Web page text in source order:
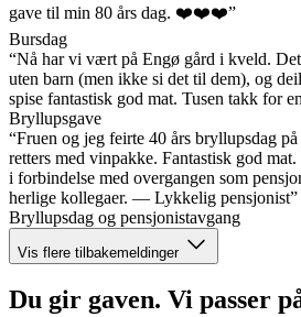
gave til min 80 års dag. ❤️❤️❤️”
Bursdag
“Nå har vi vært på Engø gård i kveld.
uten barn (men ikke si det til dem), og
spise fantastisk god mat. Tusen takk for
Bryllupsgave
“Fruen og jeg feirte 40 års bryllupsdag
retters med vinpakke. Fantastisk god
i forbindelse med overgangen som
herlige kollegaer. — Lykkelig pensjonist”
Bryllupsdag og pensjonistavgang
Vis flere tilbakemeldinger
Du gir gaven. Vi passer